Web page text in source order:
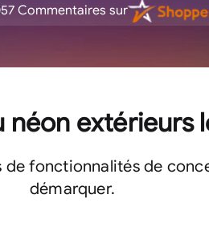
Commentaires sur
néon extérieurs
fonctionnalités de
démarquer.